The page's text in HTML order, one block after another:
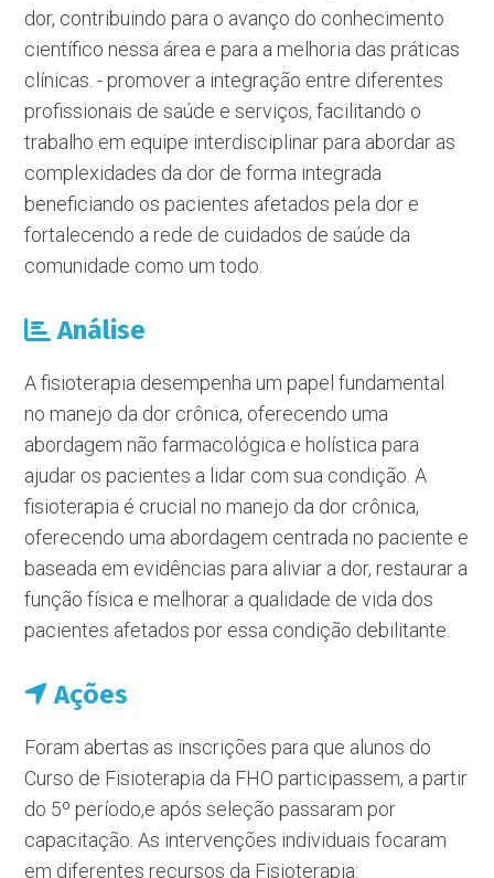
dor, contribuindo para o avanço do conhecimento
científico nessa área e para a melhoria das práticas
clínicas. - promover a integração entre diferentes
profissionais de saúde e serviços, facilitando o
trabalho em equipe interdisciplinar para abordar as
complexidades da dor de forma integrada
beneficiando os pacientes afetados pela dor e
fortalecendo a rede de cuidados de saúde da
comunidade como um todo.
Análise
A fisioterapia desempenha um papel fundamental
no manejo da dor crônica, oferecendo uma
abordagem não farmacológica e holística para
ajudar os pacientes a lidar com sua condição. A
fisioterapia é crucial no manejo da dor crônica,
oferecendo uma abordagem centrada no paciente e
baseada em evidências para aliviar a dor, restaurar a
função física e melhorar a qualidade de vida dos
pacientes afetados por essa condição debilitante.
Ações
Foram abertas as inscrições para que alunos do
Curso de Fisioterapia da FHO participassem, a partir
do 5º período,e após seleção passaram por
capacitação. As intervenções individuais focaram
em diferentes recursos da Fisioterapia: